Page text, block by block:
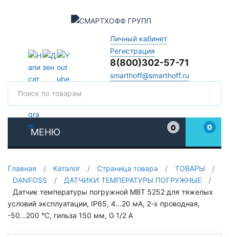
Личный кабинет
Регистрация
8(800)302-57-71
smarthoff@smarthoff.ru
МЕНЮ
0
0
Главная / Каталог / Страница товара / ТОВАРЫ
/
DANFOSS
/ ДАТЧИКИ ТЕМПЕРАТУРЫ ПОГРУЖНЫЕ
/
Датчик температуры погружной MBT 5252 для тяжелых
условий эксплуатации, IP65, 4...20 мА, 2-х проводная,
-50...200 °C, гильза 150 мм, G 1/2 А